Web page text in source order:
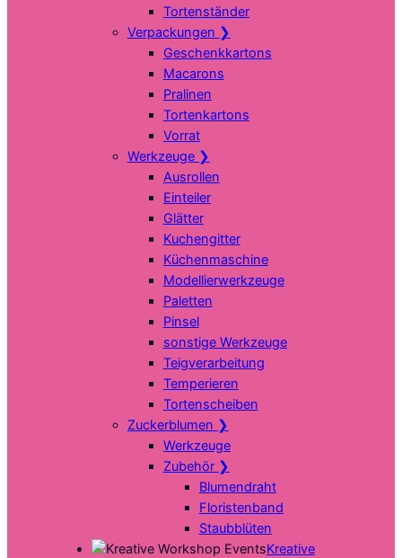
Tortenständer
Verpackungen ❯
Geschenkkartons
Macarons
Pralinen
Tortenkartons
Vorrat
Werkzeuge ❯
Ausrollen
Einteiler
Glätter
Kuchengitter
Küchenmaschine
Modellierwerkzeuge
Paletten
Pinsel
sonstige Werkzeuge
Teigverarbeitung
Temperieren
Tortenscheiben
Zuckerblumen ❯
Werkzeuge
Zubehör ❯
Blumendraht
Floristenband
Staubblüten
Kreative